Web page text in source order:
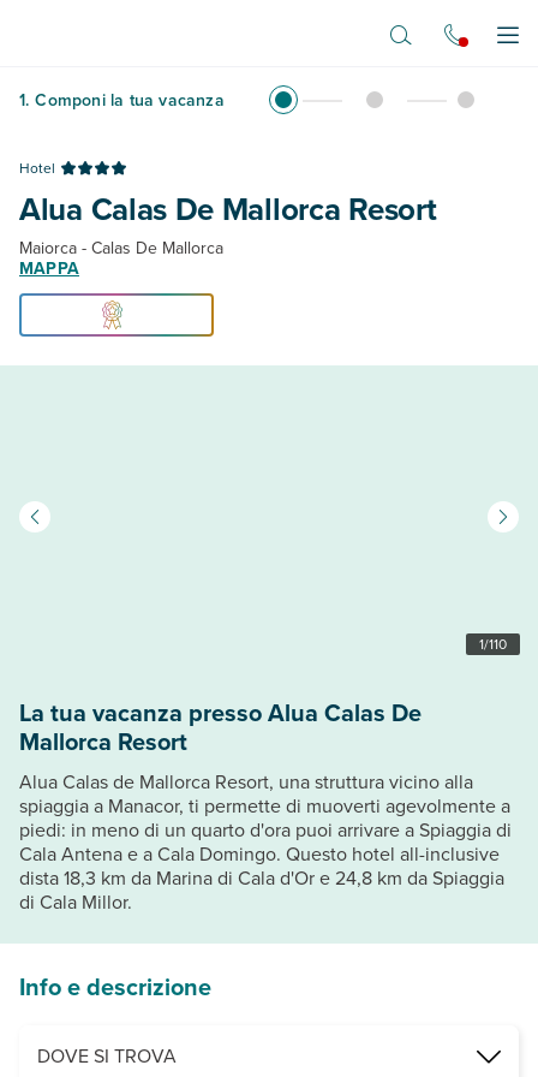
1. Componi la tua vacanza
Hotel
Alua Calas De Mallorca Resort
Maiorca - Calas De Mallorca
MAPPA
1/110
La tua vacanza presso Alua Calas De
Mallorca Resort
Alua Calas de Mallorca Resort, una struttura vicino alla
spiaggia a Manacor, ti permette di muoverti agevolmente a
piedi: in meno di un quarto d'ora puoi arrivare a Spiaggia di
Cala Antena e a Cala Domingo. Questo hotel all-inclusive
dista 18,3 km da Marina di Cala d'Or e 24,8 km da Spiaggia
di Cala Millor.
Info e descrizione
DOVE SI TROVA